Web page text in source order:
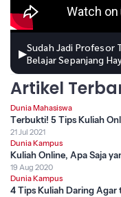
▶Sudah Jadi Profesor
Belajar Sepanjang
Artikel
Dunia Mahasiswa
Terbukti! 5 Tips Kuliah
21 Jul 2021
Dunia Kampus
Kuliah Online, Apa Saja
19 Aug 2020
Dunia Kampus
4 Tips Kuliah Daring Agar